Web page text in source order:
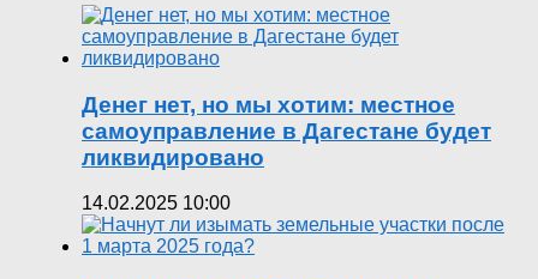
Денег нет, но мы хотим: местное
самоуправление в Дагестане будет
ликвидировано
14.02.2025 10:00